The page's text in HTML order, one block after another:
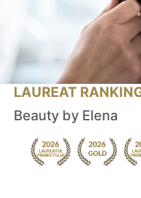
LAUREAT
Beauty by Elena